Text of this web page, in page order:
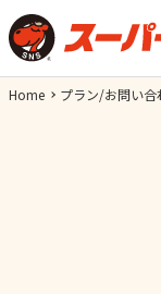
Home プラン/お問い合